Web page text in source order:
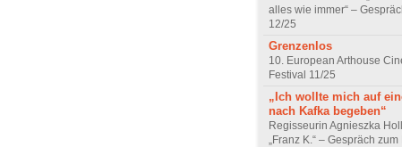
alles wie immer“ –
12/25
Grenzenlos
10. European Arthouse
Festival 11/25
„Ich wollte mich auf
nach Kafka begeben“
Regisseurin Agnieszka
„Franz K.“ – Gespräch